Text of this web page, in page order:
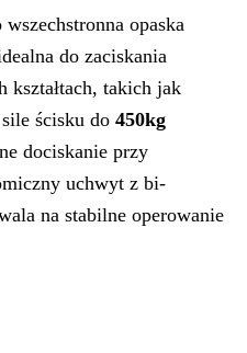
wszechstronna opaska
do zaciskania
kształtach, takich jak
ścisku do 450kg
dociskanie przy
uchwyt z bi-
na stabilne operowanie